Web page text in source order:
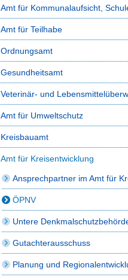
Amt für Kommunalaufsicht,
Amt für Teilhabe
Ordnungsamt
Gesundheitsamt
Veterinär- und
Amt für Umweltschutz
Kreisbauamt
Amt für Kreisentwicklung
Ansprechpartner im Amt für
ÖPNV
Untere
Gutachterausschuss
Planung und